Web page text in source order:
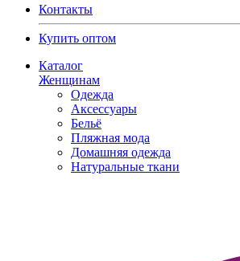
Контакты
Купить оптом
Каталог
Женщинам
Одежда
Аксессуары
Бельё
Пляжная мода
Домашняя одежда
Натуральные ткани